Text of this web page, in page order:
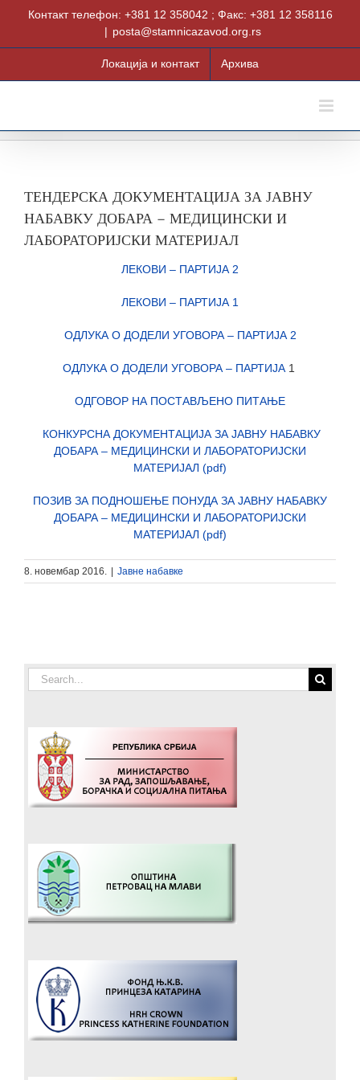
Контакт телефон: +381 12 358042 ; Факс: +381 12 358116
| posta@stamnicazavod.org.rs
Локација и контакт Архива
ТЕНДЕРСКА ДОКУМЕНТАЦИЈА ЗА ЈАВНУ
НАБАВКУ ДОБАРА – МЕДИЦИНСКИ И
ЛАБОРАТОРИЈСКИ МАТЕРИЈАЛ
ЛЕКОВИ – ПАРТИЈА 2
ЛЕКОВИ – ПАРТИЈА 1
ОДЛУКА О ДОДЕЛИ УГОВОРА – ПАРТИЈА 2
ОДЛУКА О ДОДЕЛИ УГОВОРА – ПАРТИЈА 1
ОДГОВОР НА ПОСТАВЉЕНО ПИТАЊЕ
КОНКУРСНА ДОКУМЕНТАЦИЈА ЗА ЈАВНУ НАБАВКУ
ДОБАРА – МЕДИЦИНСКИ И ЛАБОРАТОРИЈСКИ
МАТЕРИЈАЛ (pdf)
ПОЗИВ ЗА ПОДНОШЕЊЕ ПОНУДА ЗА ЈАВНУ НАБАВКУ
ДОБАРА – МЕДИЦИНСКИ И ЛАБОРАТОРИЈСКИ
МАТЕРИЈАЛ (pdf)
8. новембар 2016. | Јавне набавке
Search
for: